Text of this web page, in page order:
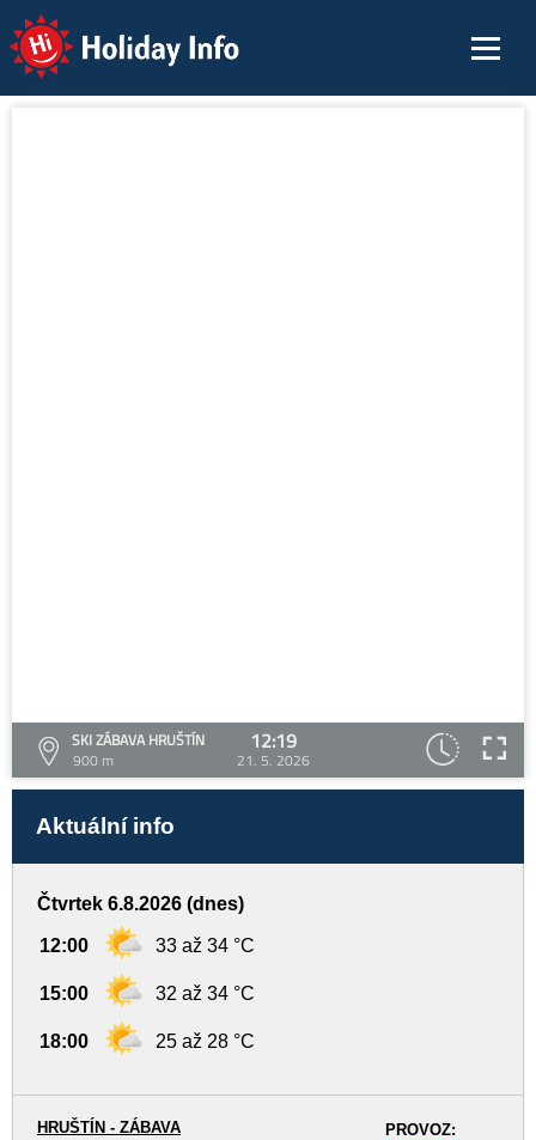
Holiday Info
SKI ZÁBAVA HRUŠTÍN
900 m
12:19
21. 5. 2026
Aktuální info
Čtvrtek 6.8.2026 (dnes)
12:00 33 až 34 °C
15:00 32 až 34 °C
18:00 25 až 28 °C
PROVOZ:
HRUŠTÍN - ZÁBAVA